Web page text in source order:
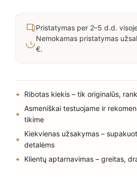
Pristatymas per 2–5 d.d.
Nemokamas pristatymas
€.
Ribotas kiekis – tik originalūs,
Asmeniškai testuojame ir
tikime
Kiekvienas užsakymas –
detalėms
Klientų aptarnavimas – greitas,